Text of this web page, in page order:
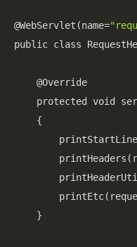
@WebServlet(name=
public class
    @Override
protected void
    {
    }